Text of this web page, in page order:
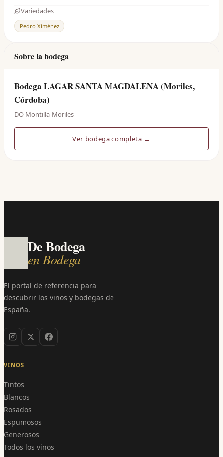
Variedades
Pedro Ximénez
Sobre la bodega
Bodega LAGAR SANTA MAGDALENA (Moriles,
Córdoba)
DO Montilla-Moriles
Ver bodega completa →
De Bodega
en Bodega
El portal de referencia para
descubrir los vinos y bodegas de
España.
VINOS
Tintos
Blancos
Rosados
Espumosos
Generosos
Todos los vinos